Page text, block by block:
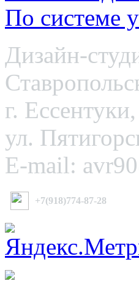
По системе
Дизайн-
г. Ессентуки,
ул.
E-mail:
+7(918)774-87-28